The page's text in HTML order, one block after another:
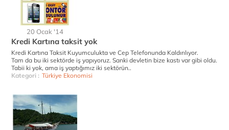
20 Ocak '14
Kredi Kartına taksit yok
Kredi Kartına Taksit Kuyumculukta ve Cep Telefonunda Kaldırılıyor.
Tam da bu iki sektörde iş yapıyoruz. Sanki devletin bize kastı var gibi oldu.
Tabii ki yok, ama iş yaptığımız iki sektörün..
Kategori : Türkiye Ekonomisi